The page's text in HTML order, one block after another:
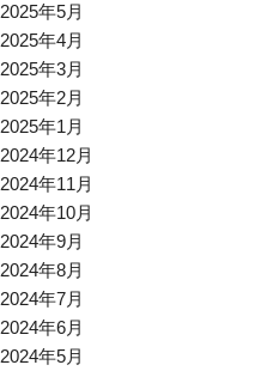
2025年5月
2025年4月
2025年3月
2025年2月
2025年1月
2024年12月
2024年11月
2024年10月
2024年9月
2024年8月
2024年7月
2024年6月
2024年5月